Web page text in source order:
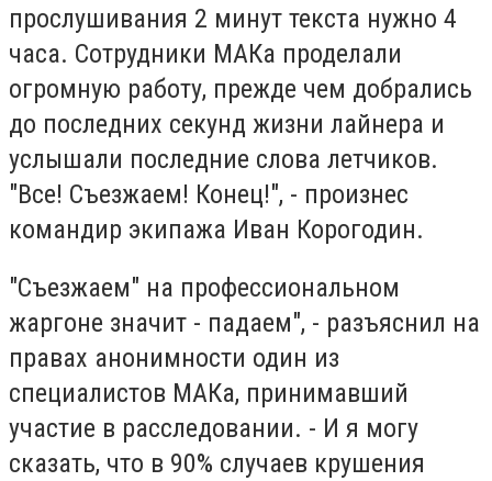
прослушивания 2 минут текста нужно 4
часа. Сотрудники МАКа проделали
огромную работу, прежде чем добрались
до последних секунд жизни лайнера и
услышали последние слова летчиков.
"Все! Съезжаем! Конец!", - произнес
командир экипажа Иван Корогодин.
"Съезжаем" на профессиональном
жаргоне значит - падаем", - разъяснил на
правах анонимности один из
специалистов МАКа, принимавший
участие в расследовании. - И я могу
сказать, что в 90% случаев крушения